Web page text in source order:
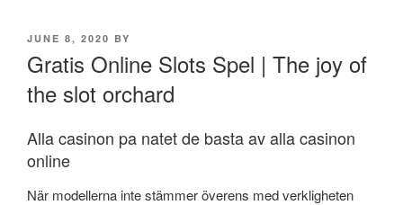
POSTED
JUNE 8, 2020 BY
Gratis Online Slots Spel | The joy of
the slot orchard
Alla casinon pa natet de basta av alla casinon
online
När modellerna inte stämmer överens med verkligheten